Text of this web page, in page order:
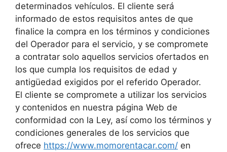
determinados vehículos. El cliente será
informado de estos requisitos antes de que
finalice la compra en los términos y condiciones
del Operador para el servicio, y se compromete
a contratar solo aquellos servicios ofertados en
los que cumpla los requisitos de edad y
antigüedad exigidos por el referido Operador.
El cliente se compromete a utilizar los servicios
y contenidos en nuestra página Web de
conformidad con la Ley, así como los términos y
condiciones generales de los servicios que
ofrece https://www.momorentacar.com/ en